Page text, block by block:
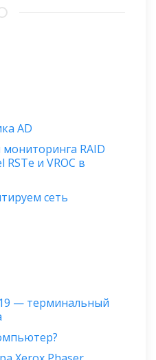
AD
RAID
и VROC в
сеть
— терминальный